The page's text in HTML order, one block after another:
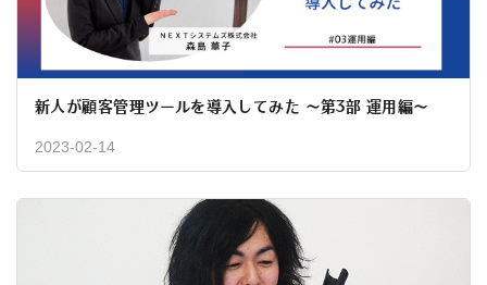
新人が顧客管理ツールを導入してみた 〜第3部 運用編〜
2023-02-14